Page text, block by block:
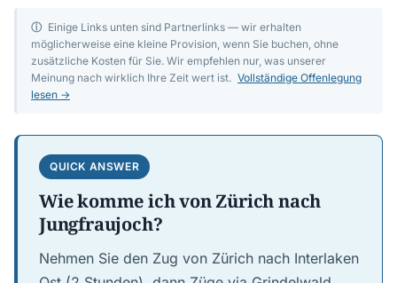
ⓘ Einige Links unten sind Partnerlinks — wir erhalten
möglicherweise eine kleine Provision, wenn Sie buchen, ohne
zusätzliche Kosten für Sie. Wir empfehlen nur, was unserer
Meinung nach wirklich Ihre Zeit wert ist. Vollständige Offenlegung
lesen →
QUICK ANSWER
Wie komme ich von Zürich nach
Jungfraujoch?
Nehmen Sie den Zug von Zürich nach Interlaken